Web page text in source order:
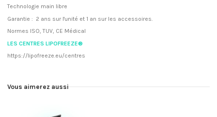
Technologie main libre
Garantie : 2 ans sur l'unité et 1 an sur les accessoires.
Normes ISO, TUV, CE Médical
LES CENTRES LIPOFREEZE®
https://lipofreeze.eu/centres
Vous aimerez aussi